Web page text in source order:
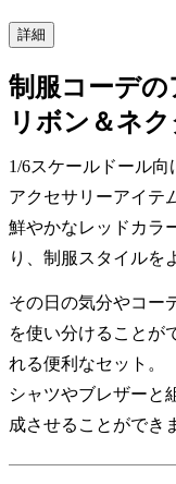
詳細
制服コーデの
リボン＆ネク
1/6スケールドール
アクセサリーアイテ
鮮やかなレッドカラ
り、制服スタイルを
その日の気分やコー
を使い分けることが
れる便利なセット。
シャツやブレザーと
成させることができ